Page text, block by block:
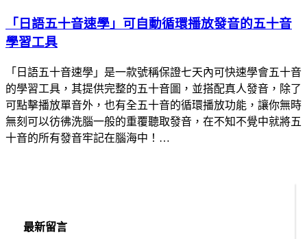
「日語五十音速學」可自動循環播放發音的五十音
學習工具
「日語五十音速學」是一款號稱保證七天內可快速學會五十音
的學習工具，其提供完整的五十音圖，並搭配真人發音，除了
可點擊播放單音外，也有全五十音的循環播放功能，讓你無時
無刻可以彷彿洗腦一般的重覆聽取發音，在不知不覺中就將五
十音的所有發音牢記在腦海中！…
最新留言